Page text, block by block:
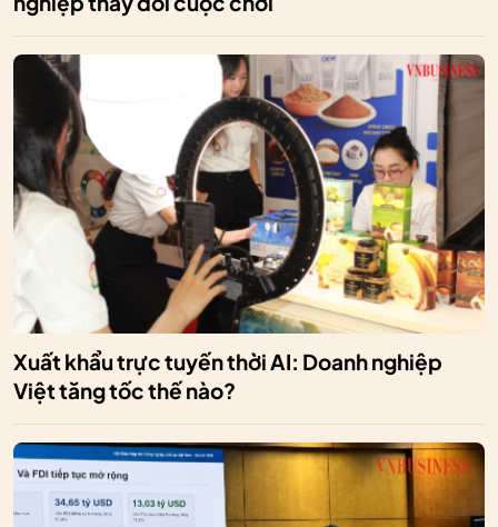
Xuất khẩu trực tuyến thời AI: Doanh nghiệp
Việt tăng tốc thế nào?